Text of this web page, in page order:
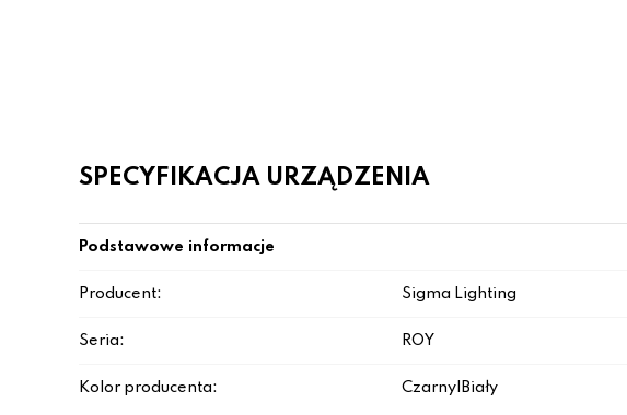
SPECYFIKACJA URZĄDZENIA
Podstawowe informacje
Producent: Sigma Lighting
Seria: ROY
Kolor producenta: Czarny|Biały